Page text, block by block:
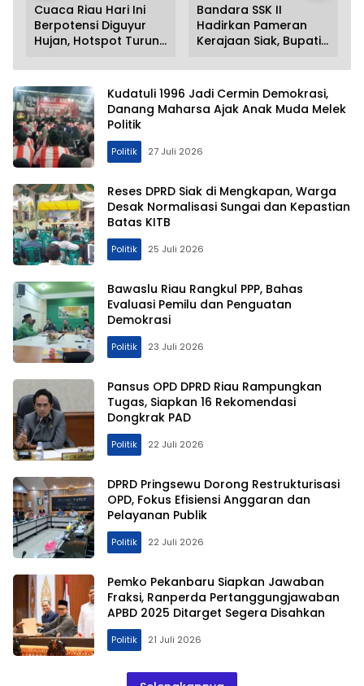
Cuaca Riau Hari Ini
Berpotensi Diguyur
Hujan, Hotspot Turun
Bandara SSK II
Hadirkan Pameran
Kerajaan Siak, Bupati
Edukasi Sejarah Riau
Kudatuli 1996 Jadi Cermin Demokrasi,
Danang Maharsa Ajak Anak Muda Melek
Politik
Politik 27 Juli 2026
Reses DPRD Siak di Mengkapan, Warga
Desak Normalisasi Sungai dan Kepastian
Batas KITB
Politik 25 Juli 2026
Bawaslu Riau Rangkul PPP, Bahas
Evaluasi Pemilu dan Penguatan
Demokrasi
Politik 23 Juli 2026
Pansus OPD DPRD Riau Rampungkan
Tugas, Siapkan 16 Rekomendasi
Dongkrak PAD
Politik 22 Juli 2026
DPRD Pringsewu Dorong Restrukturisasi
OPD, Fokus Efisiensi Anggaran dan
Pelayanan Publik
Politik 22 Juli 2026
Pemko Pekanbaru Siapkan Jawaban
Fraksi, Ranperda Pertanggungjawaban
APBD 2025 Ditarget Segera Disahkan
Politik 21 Juli 2026